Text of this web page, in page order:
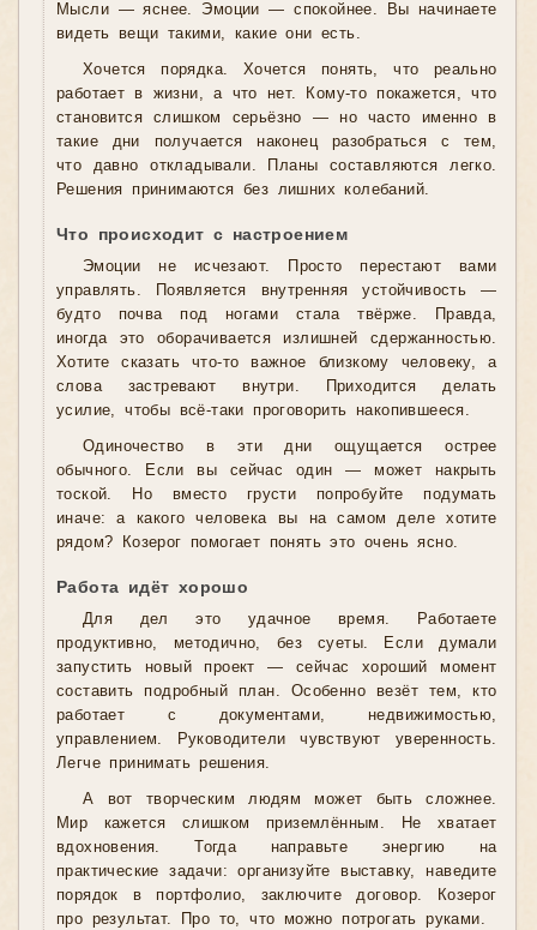
Мысли — яснее. Эмоции — спокойнее. Вы начинаете
видеть вещи такими, какие они есть.
Хочется порядка. Хочется понять, что реально
работает в жизни, а что нет. Кому-то покажется, что
становится слишком серьёзно — но часто именно в
такие дни получается наконец разобраться с тем,
что давно откладывали. Планы составляются легко.
Решения принимаются без лишних колебаний.
Что происходит с настроением
Эмоции не исчезают. Просто перестают вами
управлять. Появляется внутренняя устойчивость —
будто почва под ногами стала твёрже. Правда,
иногда это оборачивается излишней сдержанностью.
Хотите сказать что-то важное близкому человеку, а
слова застревают внутри. Приходится делать
усилие, чтобы всё-таки проговорить накопившееся.
Одиночество в эти дни ощущается острее
обычного. Если вы сейчас один — может накрыть
тоской. Но вместо грусти попробуйте подумать
иначе: а какого человека вы на самом деле хотите
рядом? Козерог помогает понять это очень ясно.
Работа идёт хорошо
Для дел это удачное время. Работаете
продуктивно, методично, без суеты. Если думали
запустить новый проект — сейчас хороший момент
составить подробный план. Особенно везёт тем, кто
работает с документами, недвижимостью,
управлением. Руководители чувствуют уверенность.
Легче принимать решения.
А вот творческим людям может быть сложнее.
Мир кажется слишком приземлённым. Не хватает
вдохновения. Тогда направьте энергию на
практические задачи: организуйте выставку, наведите
порядок в портфолио, заключите договор. Козерог
про результат. Про то, что можно потрогать руками.